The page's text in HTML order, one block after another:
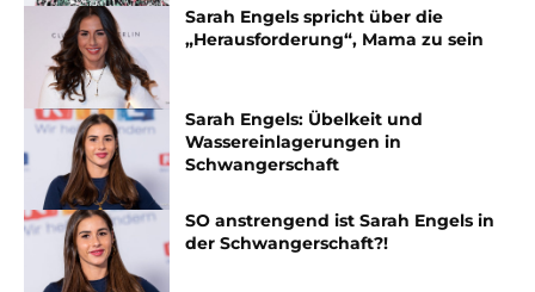
Sarah Engels spricht über die
„Herausforderung“, Mama zu sein
Sarah Engels: Übelkeit und
Wassereinlagerungen in
Schwangerschaft
SO anstrengend ist Sarah Engels in
der Schwangerschaft?!